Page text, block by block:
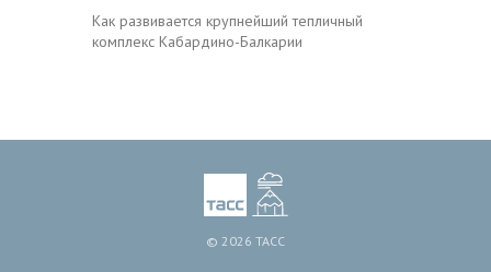
Как развивается крупнейший тепличный
комплекс Кабардино-Балкарии
© 2026 ТАСС